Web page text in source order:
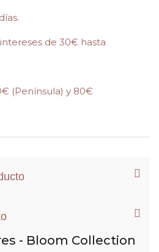
de 30€ hasta
(Península) y 80€
- Bloom Collection